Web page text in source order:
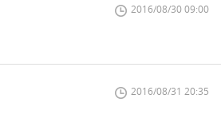
2016/08/30 09:00
2016/08/31 20:35